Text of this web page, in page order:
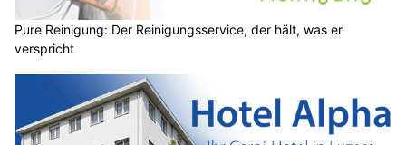
Pure Reinigung: Der Reinigungsservice, der hält, was er
verspricht